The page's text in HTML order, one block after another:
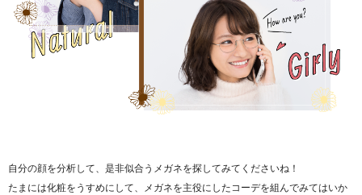
自分の顔を分析して、是非似合うメガネを探してみてくださいね！
たまには化粧をうすめにして、メガネを主役にしたコーデを組んでみてはいか